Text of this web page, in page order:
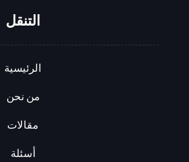
التنقل
الرئيسية
من نحن
مقالات
أسئلة